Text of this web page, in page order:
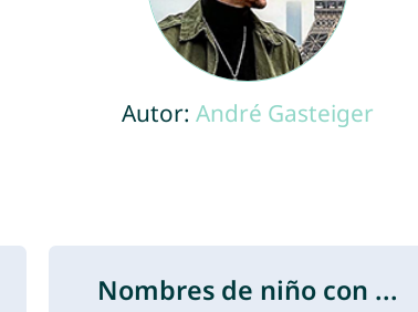
Autor: André Gasteiger
Nombres de niño con ...